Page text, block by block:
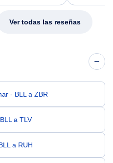
my issue.
Ver todas las reseñas
- BLL a ZBR
a TLV
a RUH